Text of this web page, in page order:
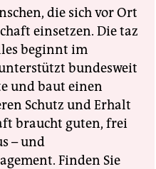
die sich vor Ort
einsetzen. Die taz
beginnt im
bundesweit
und baut einen
Schutz und Erhalt
braucht guten, frei
– und
Finden Sie